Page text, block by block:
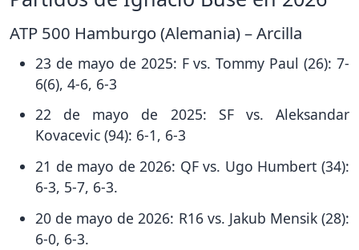
ATP 500 Hamburgo (Alemania) – Arcilla
23 de mayo de 2025: F vs. Tommy Paul (26): 7-
6(6), 4-6, 6-3
22 de mayo de 2025: SF vs. Aleksandar
Kovacevic (94): 6-1, 6-3
21 de mayo de 2026: QF vs. Ugo Humbert (34):
6-3, 5-7, 6-3.
20 de mayo de 2026: R16 vs. Jakub Mensik (28):
6-0, 6-3.